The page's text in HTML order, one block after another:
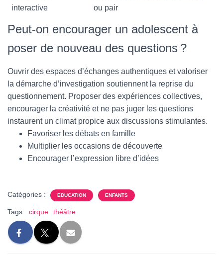
interactive
ou pair
Peut-on encourager un adolescent à
poser de nouveau des questions ?
Ouvrir des espaces d’échanges authentiques et valoriser
la démarche d’investigation soutiennent la reprise du
questionnement. Proposer des expériences collectives,
encourager la créativité et ne pas juger les questions
instaurent un climat propice aux discussions stimulantes.
Favoriser les débats en famille
Multiplier les occasions de découverte
Encourager l’expression libre d’idées
Catégories : EDUCATION ENFANTS
Tags: cirque théâtre